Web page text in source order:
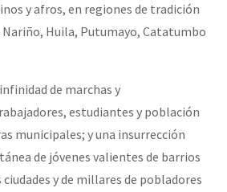
y afros, en regiones de tradición
Nariño, Huila, Putumayo, Catatumbo
de marchas y
estudiantes y población
municipales; y una insurrección
de jóvenes valientes de barrios
y de millares de pobladores